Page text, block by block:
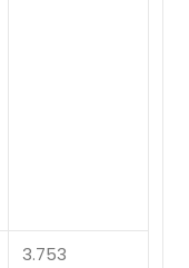
3.753